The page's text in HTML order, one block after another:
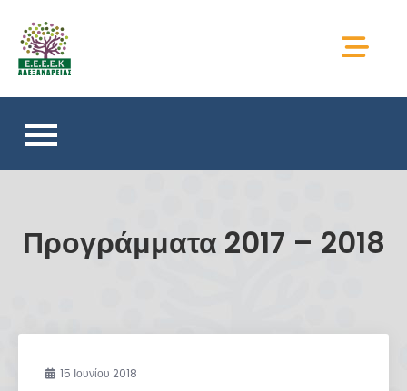
content
Προγράμματα 2017 – 2018
15 Ιουνίου 2018